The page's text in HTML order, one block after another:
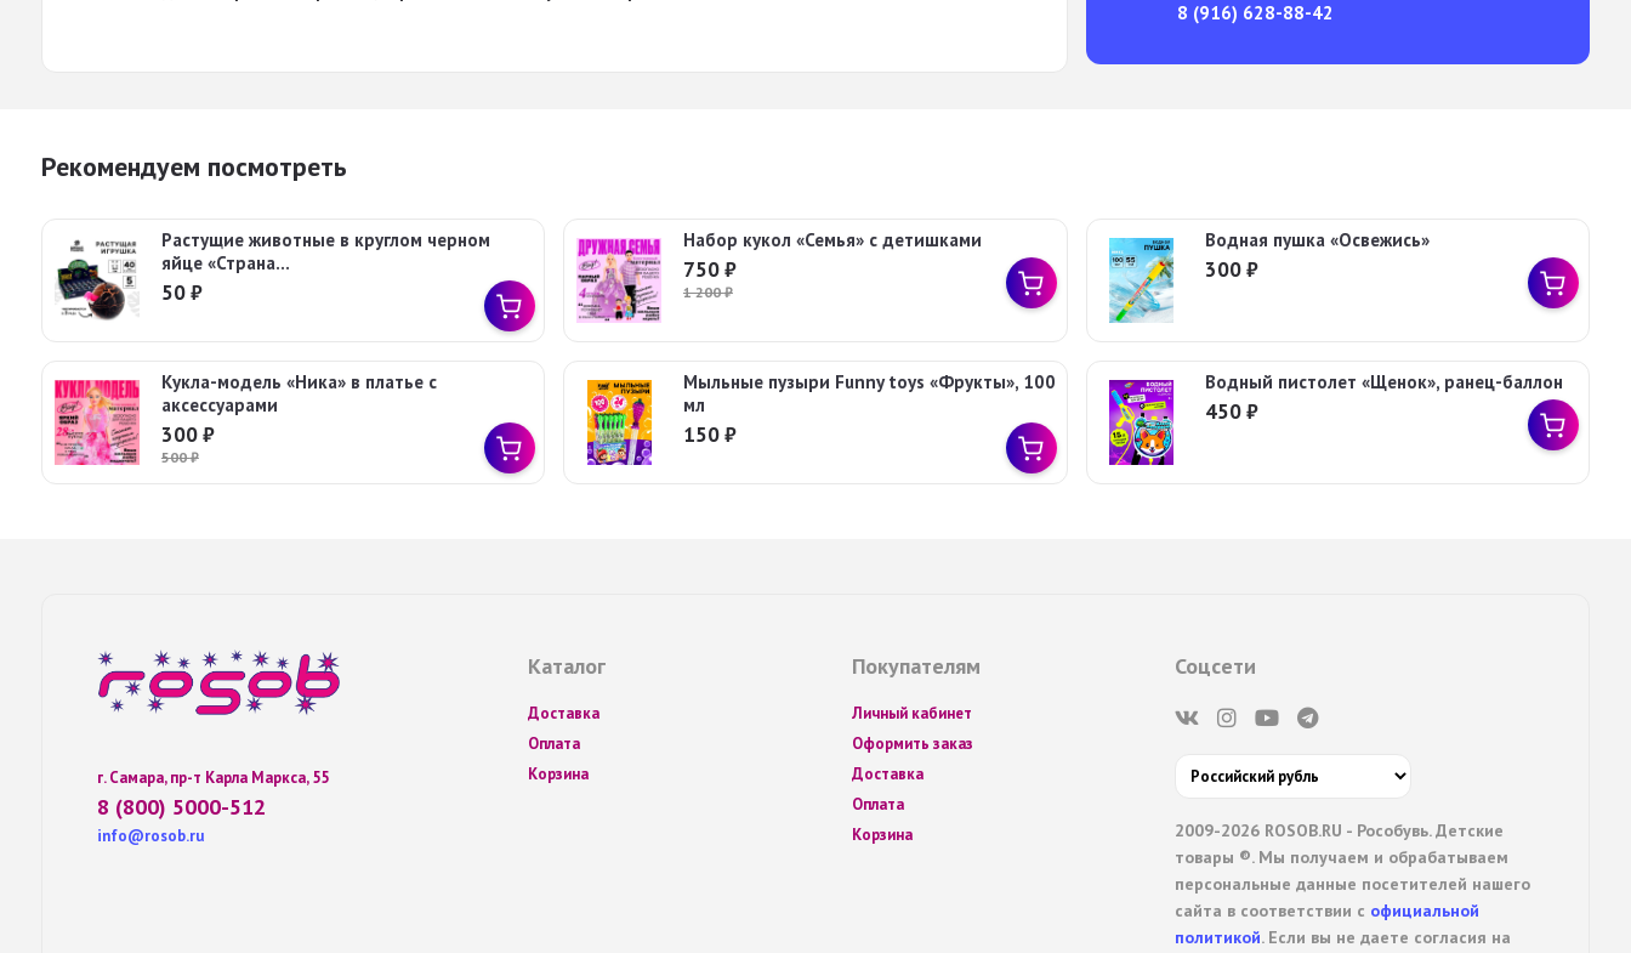
8 (916) 628-88-42
Рекомендуем посмотреть
Растущие животные в круглом черном
яйце «Страна...
50₽
Набор кукол «Семья» c детишками
750₽
1 200₽
Водная пушка «Освежись»
300₽
Кукла-модель «Ника» в платье с
аксессуарами
300₽
500₽
Мыльные пузыри Funny toys «Фрукты», 100
мл
150₽
Водный пистолет «Щенок», ранец-баллон
450₽
г. Самара, пр-т Карла Маркса, 55
8 (800) 5000-512
info@rosob.ru
Каталог
Доставка
Оплата
Корзина
Покупателям
Личный кабинет
Оформить заказ
Доставка
Оплата
Корзина
Соцсети
2009-2026 ROSOB.RU - Рособувь. Детские
товары ®. Мы получаем и обрабатываем
персональные данные посетителей нашего
сайта в соответствии с официальной
политикой. Если вы не даете согласия на